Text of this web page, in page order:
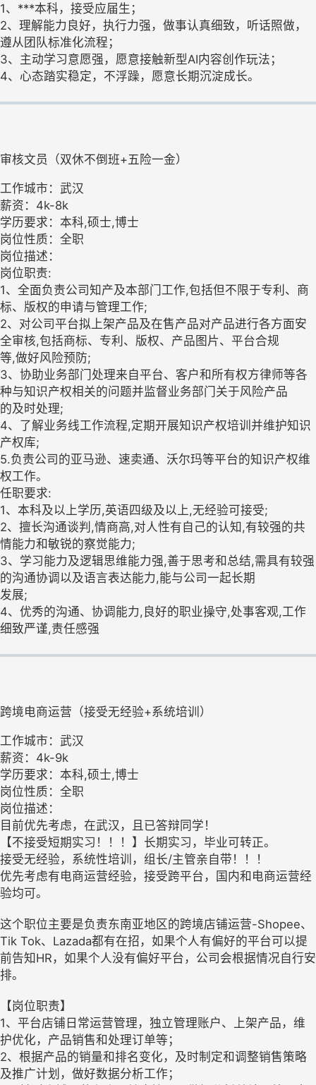
1、***本科，接受应届生；
2、理解能力良好，执行力强，做事认真细致，听话照做，
遵从团队标准化流程；
3、主动学习意愿强，愿意接触新型AI内容创作玩法；
4、心态踏实稳定，不浮躁，愿意长期沉淀成长。
审核文员（双休不倒班+五险一金）
工作城市：武汉
薪资：4k-8k
学历要求：本科,硕士,博士
岗位性质：全职
岗位描述：
岗位职责:
1、全面负责公司知产及本部门工作,包括但不限于专利、商
标、版权的申请与管理工作;
2、对公司平台拟上架产品及在售产品对产品进行各方面安
全审核,包括商标、专利、版权、产品图片、平台合规
等,做好风险预防;
3、协助业务部门处理来自平台、客户和所有权方律师等各
种与知识产权相关的问题并监督业务部门关于风险产品
的及时处理;
4、了解业务线工作流程,定期开展知识产权培训并维护知识
产权库;
5.负责公司的亚马逊、速卖通、沃尔玛等平台的知识产权维
权工作。
任职要求:
1、本科及以上学历,英语四级及以上,无经验可接受;
2、擅长沟通谈判,情商高,对人性有自己的认知,有较强的共
情能力和敏锐的察觉能力;
3、学习能力及逻辑思维能力强,善于思考和总结,需具有较强
的沟通协调以及语言表达能力,能与公司一起长期
发展;
4、优秀的沟通、协调能力,良好的职业操守,处事客观,工作
细致严谨,责任感强
跨境电商运营（接受无经验+系统培训）
工作城市：武汉
薪资：4k-9k
学历要求：本科,硕士,博士
岗位性质：全职
岗位描述：
目前优先考虑，在武汉，且已答辩同学！
【不接受短期实习！！！】长期实习，毕业可转正。
接受无经验，系统性培训，组长/主管亲自带！！！
优先考虑有电商运营经验，接受跨平台，国内和电商运营经
验均可。
这个职位主要是负责东南亚地区的跨境店铺运营-Shopee、
Tik Tok、Lazada都有在招，如果个人有偏好的平台可以提
前告知HR，如果个人没有偏好平台，公司会根据情况自行安
排。
【岗位职责】
1、平台店铺日常运营管理，独立管理账户、上架产品，维
护优化，产品销售和处理订单等；
2、根据产品的销量和排名变化，及时制定和调整销售策略
及推广计划，做好数据分析工作；